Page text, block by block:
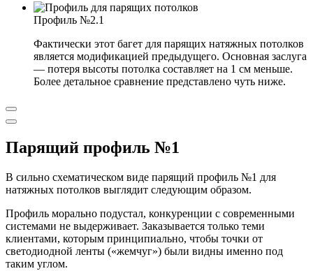
Профиль №2.1
Фактически этот багет для парящих натяжных потолков
является модификацией предыдущего. Основная заслуга
— потеря высоты потолка составляет на 1 см меньше.
Более детальное сравнение представлено чуть ниже.
Парящий профиль №1
В сильно схематическом виде парящий профиль №1 для
натяжных потолков выглядит следующим образом.
Профиль морально подустал, конкуренции с современными
системами не выдерживает. Заказывается только теми
клиентами, которым принципиально, чтобы точки от
светодиодной ленты («жемчуг») были видны именно под
таким углом.